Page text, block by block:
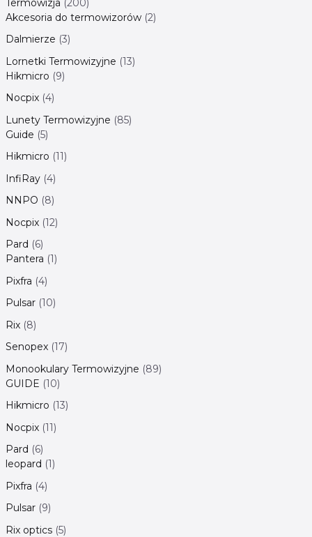
Termowizja 200
Akcesoria do termowizorów 2
Dalmierze 3
Lornetki Termowizyjne 13
Hikmicro 9
Nocpix 4
Lunety Termowizyjne 85
Guide 5
Hikmicro 11
InfiRay 4
NNPO 8
Nocpix 12
Pard 6
Pantera 1
Pixfra 4
Pulsar 10
Rix 8
Senopex 17
Monookulary Termowizyjne 89
GUIDE 10
Hikmicro 13
Nocpix 11
Pard 6
leopard 1
Pixfra 4
Pulsar 9
Rix optics 5